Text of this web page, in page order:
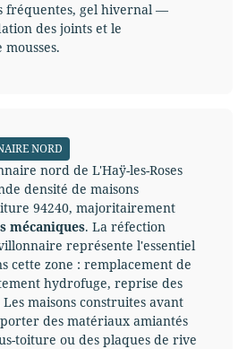
gel hivernal —
des joints et le
NORD
nord de L'Haÿ-les-Roses
densité de maisons
94240, majoritairement
mécaniques. La réfection
représente l'essentiel
cette zone : remplacement de
hydrofuge, reprise des
maisons construites avant
des matériaux amiantés
toiture ou des plaques de rive